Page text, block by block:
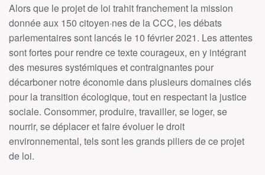
Alors que le projet de loi trahit franchement la mission
donnée aux 150 citoyen·nes de la CCC, les débats
parlementaires sont lancés le 10 février 2021. Les attentes
sont fortes pour rendre ce texte courageux, en y intégrant
des mesures systémiques et contraignantes pour
décarboner notre économie dans plusieurs domaines clés
pour la transition écologique, tout en respectant la justice
sociale. Consommer, produire, travailler, se loger, se
nourrir, se déplacer et faire évoluer le droit
environnemental, tels sont les grands piliers de ce projet
de loi.